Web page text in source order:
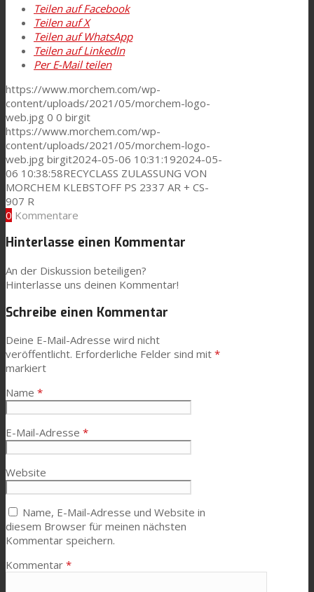
Suche
Menü Menü
Teilen auf Facebook
Teilen auf X
Teilen auf WhatsApp
Teilen auf LinkedIn
Per E-Mail teilen
https://www.morchem.com/wp-
content/uploads/2021/05/morchem-logo-
web.jpg 0 0 birgit
https://www.morchem.com/wp-
content/uploads/2021/05/morchem-logo-
web.jpg birgit2024-05-06 10:31:192024-05-
06 10:38:58RECYCLASS ZULASSUNG VON
MORCHEM KLEBSTOFF PS 2337 AR + CS-
907 R
0 Kommentare
Hinterlasse einen Kommentar
An der Diskussion beteiligen?
Hinterlasse uns deinen Kommentar!
Schreibe einen Kommentar
Deine E-Mail-Adresse wird nicht
veröffentlicht. Erforderliche Felder sind mit *
markiert
Name *
E-Mail-Adresse *
Website
Name, E-Mail-Adresse und Website in
diesem Browser für meinen nächsten
Kommentar speichern.
Kommentar *